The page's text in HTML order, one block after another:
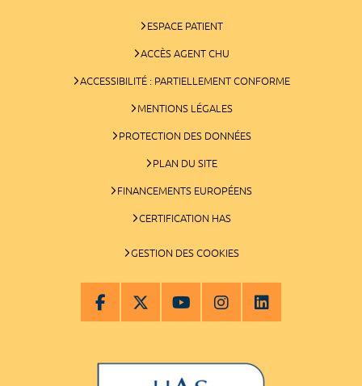
ESPACE PATIENT
ACCÈS AGENT CHU
ACCESSIBILITÉ : PARTIELLEMENT CONFORME
MENTIONS LÉGALES
PROTECTION DES DONNÉES
PLAN DU SITE
FINANCEMENTS EUROPÉENS
CERTIFICATION HAS
GESTION DES COOKIES